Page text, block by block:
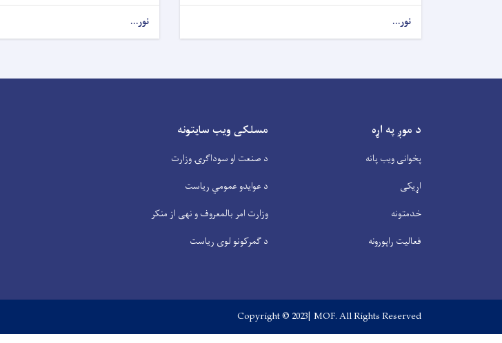
نور... نور...
د موږ په اړه
پخوانی ویب پانه
اړیکی
خدمتونه
فعالیت راپورونه
مسلکی ویب سایتونه
د صنعت او سوداگرۍ وزارت
د عوایدو عمومي ریاست
وزارت امر بالمعروف و نهی از منکر
د گمرکونو لوی ریاست
Copyright © 2023| MOF. All Rights Reserved